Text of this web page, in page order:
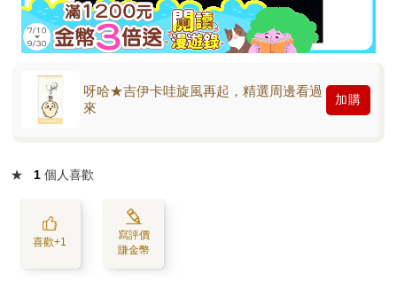
呀哈★吉伊卡哇旋風再起，精選周邊看過
來
加購
★ 1 個人喜歡
喜歡+1
寫評價
賺金幣